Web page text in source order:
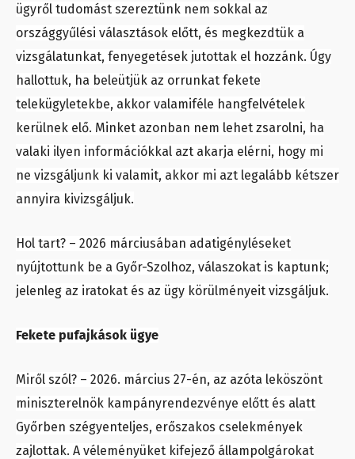
ügyről tudomást szereztünk nem sokkal az
országgyűlési választások előtt, és megkezdtük a
vizsgálatunkat, fenyegetések jutottak el hozzánk. Úgy
hallottuk, ha beleütjük az orrunkat fekete
telekügyletekbe, akkor valamiféle hangfelvételek
kerülnek elő. Minket azonban nem lehet zsarolni, ha
valaki ilyen információkkal azt akarja elérni, hogy mi
ne vizsgáljunk ki valamit, akkor mi azt legalább kétszer
annyira kivizsgáljuk.
Hol tart? – 2026 márciusában adatigényléseket
nyújtottunk be a Győr-Szolhoz, válaszokat is kaptunk;
jelenleg az iratokat és az ügy körülményeit vizsgáljuk.
Fekete pufajkások ügye
Miről szól? – 2026. március 27-én, az azóta leköszönt
miniszterelnök kampányrendezvénye előtt és alatt
Győrben szégyenteljes, erőszakos cselekmények
zajlottak. A véleményüket kifejező állampolgárokat